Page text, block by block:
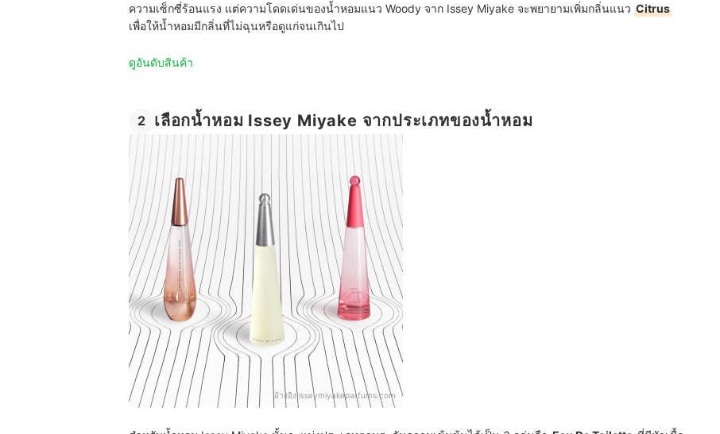
ความเซ็กซี่ร้อนแรง แต่ความโดดเด่นของน้ำหอมแนว Woody จาก Issey Miyake จะพยายามเพิ่มกลิ่นแนว Citrus
เพื่อให้น้ำหอมมีกลิ่นที่ไม่ฉุนหรือดูแก่จนเกินไป
ดูอันดับสินค้า
2 เลือกน้ำหอม Issey Miyake จากประเภทของน้ำหอม
อ้างอิง:isseymiyakeparfums.com